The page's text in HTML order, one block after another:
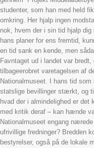
studenter, som han med held
omkring. Her hjalp ingen
nok, hvem der i sin tid hjalp
hans planer for ens fremtid,
en tid sank en kende, men
Favntaget ud i landet var
tilbageerobret varetagelsen af
Nationalmuseet. I hans tid
statslige bevillinger stærkt, og
hvad der i almindelighed er
med kritik deraf – kan hænde
Nationalmuseet engang
ufrivillige fredninger? Bredden
bestyrelser, også på de lokale